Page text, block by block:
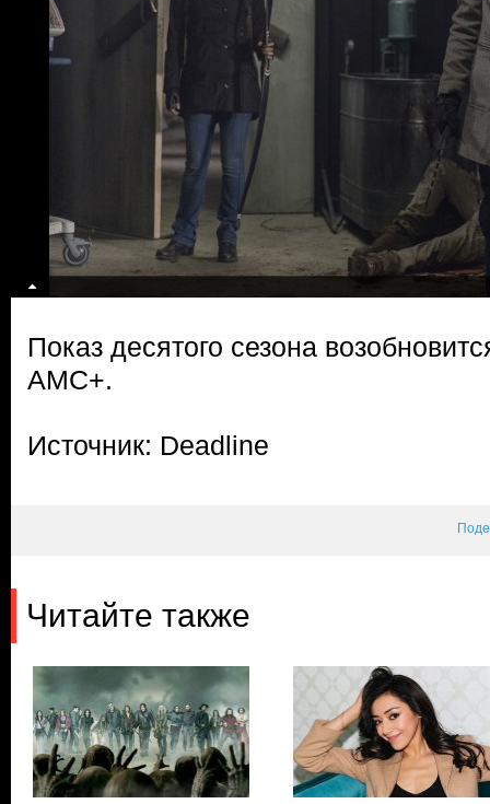
Показ десятого сезона
AMC+.
Источник: Deadline
Читайте также